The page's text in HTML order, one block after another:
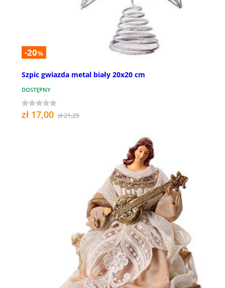
-20%
Szpic gwiazda metal biały 20x20 cm
DOSTĘPNY
zł 17,00 zł 21,25